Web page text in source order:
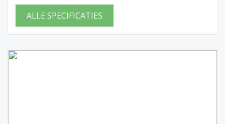
ALLE SPECIFICATIES